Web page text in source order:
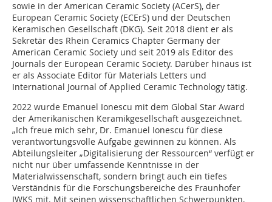
sowie in der American Ceramic Society (ACerS), der
European Ceramic Society (ECErS) und der Deutschen
Keramischen Gesellschaft (DKG). Seit 2018 dient er als
Sekretär des Rhein Ceramics Chapter Germany der
American Ceramic Society und seit 2019 als Editor des
Journals der European Ceramic Society. Darüber hinaus ist
er als Associate Editor für Materials Letters und
International Journal of Applied Ceramic Technology tätig.
2022 wurde Emanuel Ionescu mit dem Global Star Award
der Amerikanischen Keramikgesellschaft ausgezeichnet.
„Ich freue mich sehr, Dr. Emanuel Ionescu für diese
verantwortungsvolle Aufgabe gewinnen zu können. Als
Abteilungsleiter „Digitalisierung der Ressourcen“ verfügt er
nicht nur über umfassende Kenntnisse in der
Materialwissenschaft, sondern bringt auch ein tiefes
Verständnis für die Forschungsbereiche des Fraunhofer
IWKS mit. Mit seinen wissenschaftlichen Schwerpunkten,